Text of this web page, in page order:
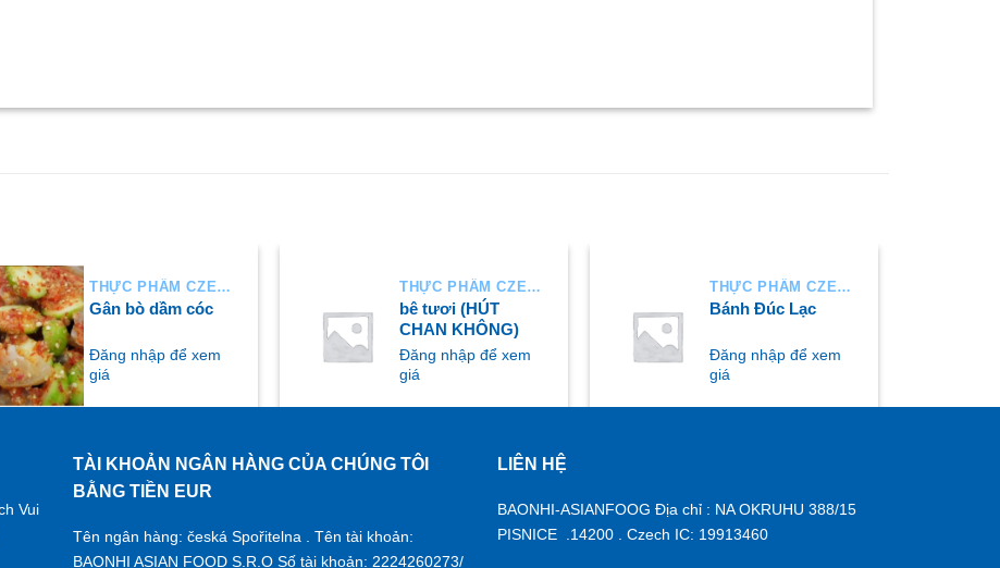
THỰC PHẨM CZECH
Gân bò dầm cóc
Đăng nhập để xem
giá
MUA NGAY
THỰC PHẨM CZECH
bê tươi (HÚT
CHAN KHÔNG)
Đăng nhập để xem
giá
THỰC PHẨM CZECH
Bánh Đúc Lạc
Đăng nhập để xem
giá
Vui
TÀI KHOẢN NGÂN HÀNG CỦA CHÚNG TÔI
BẰNG TIỀN EUR
Tên ngân hàng: česká Spořitelna . Tên tài khoản:
BAONHI ASIAN FOOD S.R.O Số tài khoản: 2224260273/
LIÊN HỆ
BAONHI-ASIANFOOG Địa chỉ : NA OKRUHU 388/15
PISNICE .14200 . Czech IC: 19913460